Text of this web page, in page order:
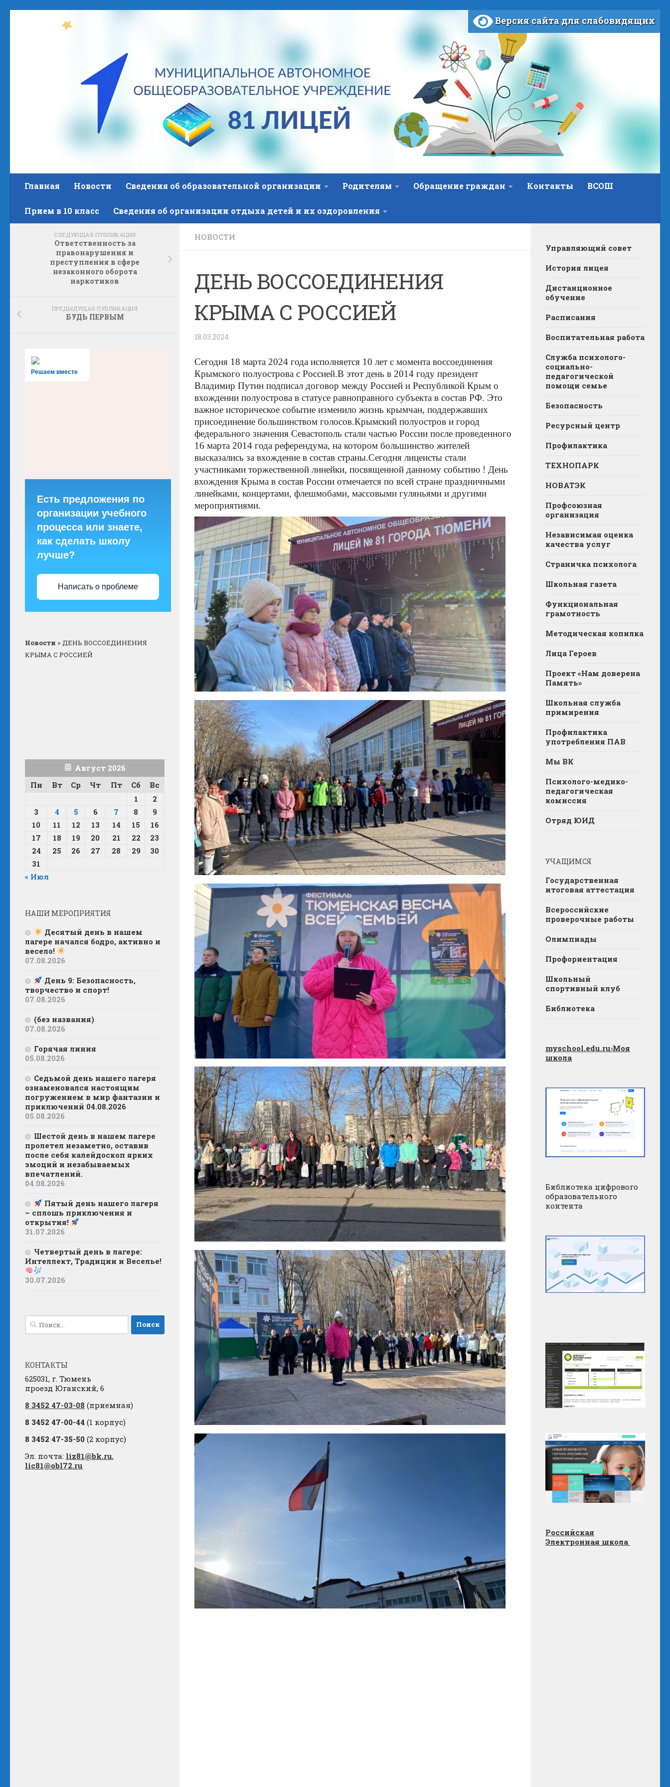
Версия сайта для слабовидящих
Главная Новости Сведения об образовательной организации Родителям Обращение граждан Контакты ВСОШ
Прием в 10 класс Сведения об организации отдыха детей и их оздоровления
НОВОСТИ
ДЕНЬ ВОССОЕДИНЕНИЯ
КРЫМА С РОССИЕЙ
18.03.2024
Сегодня 18 марта 2024 года исполняется 10 лет с момента воссоединения
Крымского полуострова с Россией.В этот день в 2014 году президент
Владимир Путин подписал договор между Россией и Республикой Крым о
вхождении полуострова в статусе равноправного субъекта в состав РФ. Это
важное историческое событие изменило жизнь крымчан, поддержавших
присоединение большинством голосов.Крымский полуостров и город
федерального значения Севастополь стали частью России после проведенного
16 марта 2014 года референдума, на котором большинство жителей
высказались за вхождение в состав страны.Сегодня лицеисты стали
участниками торжественной линейки, посвященной данному событию ! День
вхождения Крыма в состав России отмечается по всей стране праздничными
линейками, концертами, флешмобами, массовыми гуляньями и другими
мероприятиями.
СЛЕДУЮЩАЯ ПУБЛИКАЦИЯ
Ответственность за
правонарушения и
преступления в сфере
незаконного оборота
наркотиков
ПРЕДЫДУЩАЯ ПУБЛИКАЦИЯ
БУДЬ ПЕРВЫМ
Решаем вместе
Есть предложения по
организации учебного
процесса или знаете,
как сделать школу
лучше?
Написать о проблеме
Новости >ДЕНЬ ВОССОЕДИНЕНИЯ
КРЫМА С РОССИЕЙ
Август 2026
Пн
Вт Ср Чт Пт Сб
Вс
1
2
3
4 5 6 7 8
9
10
11 12 13 14 15
16
17
18 19 20 21 22
23
24
25 26 27 28 29
30
31
« Июл
НАШИ МЕРОПРИЯТИЯ
Десятый день в нашем
лагере начался бодро, активно и
весело!
07.08.2026
День 9: Безопасность,
творчество и спорт!
07.08.2026
(без названия)
07.08.2026
Горячая линия
05.08.2026
Седьмой день нашего лагеря
ознаменовался настоящим
погружением в мир фантазии и
приключений 04.08.2026
05.08.2026
Шестой день в нашем лагере
пролетел незаметно, оставив
после себя калейдоскоп ярких
эмоций и незабываемых
впечатлений.
04.08.2026
Пятый день нашего лагеря
– сплошь приключения и
открытия!
31.07.2026
Четвертый день в лагере:
Интеллект, Традиции и Веселье!
30.07.2026
Найти:
КОНТАКТЫ
625031, г. Тюмень
проезд Юганский, 6
8 3452 47-03-08 (приемная)
8 3452 47-00-44 (1 корпус)
8 3452 47-35-50 (2 корпус)
Эл. почта: liz81@bk.ru,
lic81@obl72.ru
Управляющий совет
История лицея
Дистанционное
обучение
Расписания
Воспитательная работа
Служба психолого-
социально-
педагогической
помощи семье
Безопасность
Ресурсный центр
Профилактика
ТЕХНОПАРК
НОВАТЭК
Профсоюзная
организация
Независимая оценка
качества услуг
Страничка психолога
Школьная газета
Функциональная
грамотность
Методическая копилка
Лица Героев
Проект «Нам доверена
Память»
Школьная служба
примирения
Профилактика
употребления ПАВ
Мы ВК
Психолого-медико-
педагогическая
комиссия
Отряд ЮИД
УЧАЩИМСЯ
Государственная
итоговая аттестация
Всероссийские
проверочные работы
Олимпиады
Профориентация
Школьный
спортивный клуб
Библиотека
myschool.edu.ru›Моя
школа
Библиотека цифрового
образовательного
контента
Российская
Электронная школа